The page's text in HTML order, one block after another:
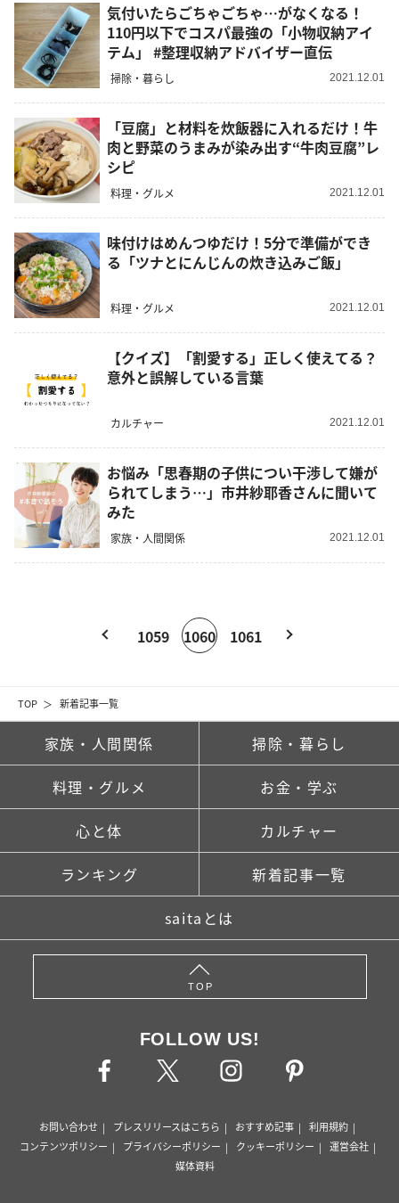
TOP 新着記事一覧
気付いたらごちゃごちゃ…がなくなる！
110円以下でコスパ最強の「小物収納アイ
テム」 #整理収納アドバイザー直伝
掃除・暮らし 2021.12.01
「豆腐」と材料を炊飯器に入れるだけ！牛
肉と野菜のうまみが染み出す“牛肉豆腐”レ
シピ
料理・グルメ 2021.12.01
味付けはめんつゆだけ！5分で準備ができ
る「ツナとにんじんの炊き込みご飯」
料理・グルメ 2021.12.01
【クイズ】「割愛する」正しく使えてる？
意外と誤解している言葉
カルチャー 2021.12.01
お悩み「思春期の子供につい干渉して嫌が
られてしまう…」市井紗耶香さんに聞いて
みた
家族・人間関係 2021.12.01
1059 1060 1061
家族・人間関係 掃除・暮らし
料理・グルメ お金・学ぶ
心と体 カルチャー
ランキング 新着記事一覧
saitaとは
TOP
FOLLOW US!
お問い合わせ プレスリリースはこちら おすすめ記事
利用規約
コンテンツポリシー
プライバシーポリシー クッキーポリシー
運営会社
媒体資料